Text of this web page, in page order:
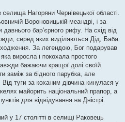
селища Нагоряни Чернівецької області.
Вороновицькій меандрі, і за
бар’єрного рифу. На схід від
серед яких виділяються Дід, Баба
За легендою, Бог подарував
виросла і покохала простого
бажаючи кращої долі своїй
заміж за бідного парубка, але
Від туги за коханим дівчина кинулася у
майорить національний прапор, а
для відвідування на Дністрі.
у 17 столітті в селищі Раковець